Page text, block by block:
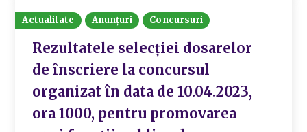
Actualitate Anunțuri Concursuri
Rezultatele selecției dosarelor
de înscriere la concursul
organizat în data de 10.04.2023,
ora 1000, pentru promovarea